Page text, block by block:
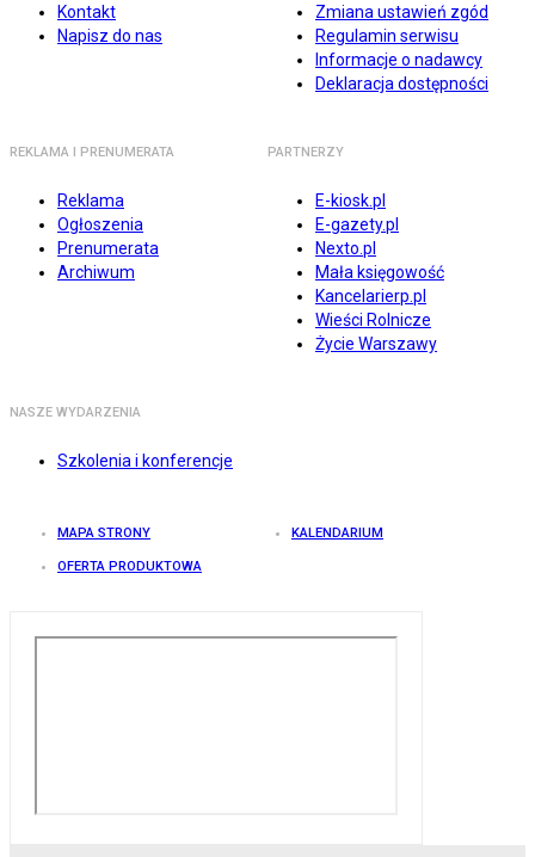
Kontakt
Napisz do nas
Zmiana ustawień zgód
Regulamin serwisu
Informacje o nadawcy
Deklaracja dostępności
REKLAMA I PRENUMERATA
Reklama
Ogłoszenia
Prenumerata
Archiwum
PARTNERZY
E-kiosk.pl
E-gazety.pl
Nexto.pl
Mała księgowość
Kancelarierp.pl
Wieści Rolnicze
Życie Warszawy
NASZE WYDARZENIA
Szkolenia i konferencje
MAPA STRONY KALENDARIUM
OFERTA PRODUKTOWA